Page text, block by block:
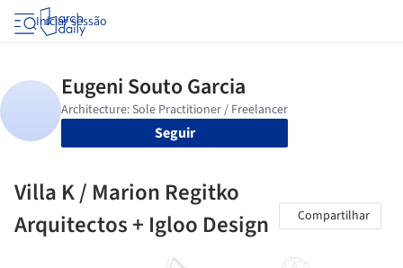
Iniciar sessão
Seguir
Villa K / Marion Regitko
Arquitectos + Igloo Design
Compartilhar